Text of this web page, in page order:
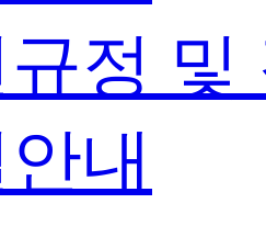
정 및
내